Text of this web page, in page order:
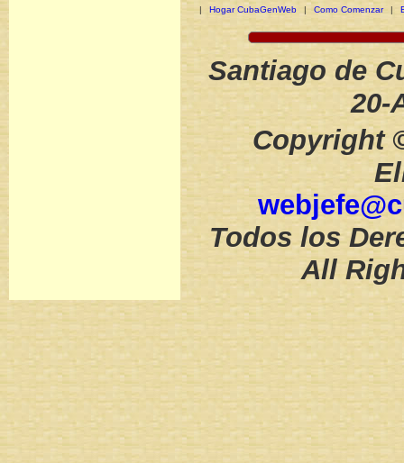
| Hogar CubaGenWeb | Como Comenzar |
Santiago de
20-
Copyright
Todos los
All